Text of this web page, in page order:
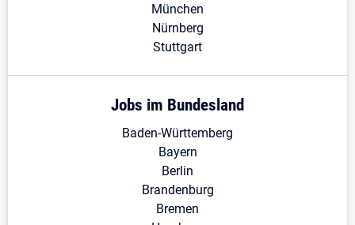
München
Nürnberg
Stuttgart
Jobs im Bundesland
Baden-Württemberg
Bayern
Berlin
Brandenburg
Bremen